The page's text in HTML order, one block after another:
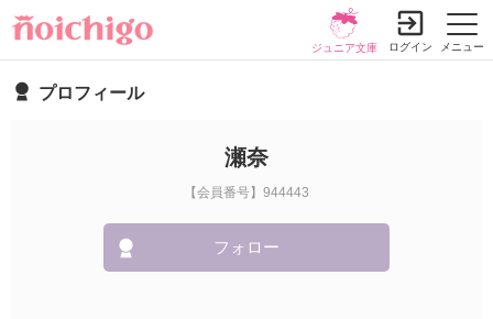
メニュー
ジュニア文庫 ログイン
プロフィール
瀬奈
【会員番号】944443
フォロー